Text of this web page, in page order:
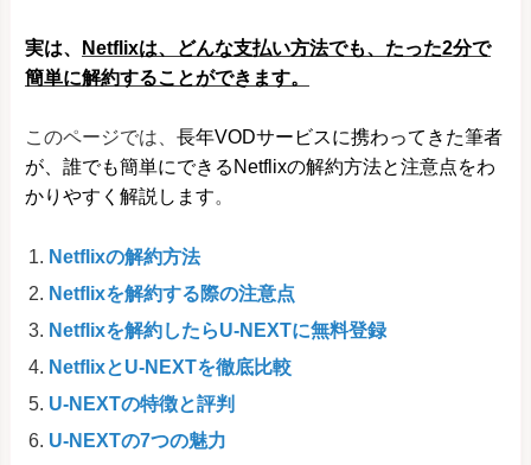
実は、
Netflixは、どんな支払い方法でも、たった2分で
簡単に解約することができます。
このページでは、 長年VODサービスに携わってきた筆者
が、誰でも簡単にできるNetflixの解約方法と注意点をわ
かりやすく解説します。
Netflixの解約方法
Netflixを解約する際の注意点
Netflixを解約したらU-NEXTに無料登録
NetflixとU-NEXTを徹底比較
U-NEXTの特徴と評判
U-NEXTの7つの魅力